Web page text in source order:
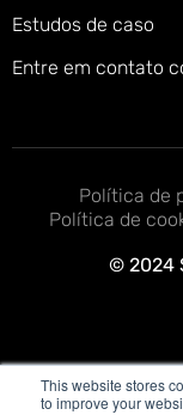
This website stores
to improve your
Estudos de caso
Entre em contato
© 2024
Política de
Política de